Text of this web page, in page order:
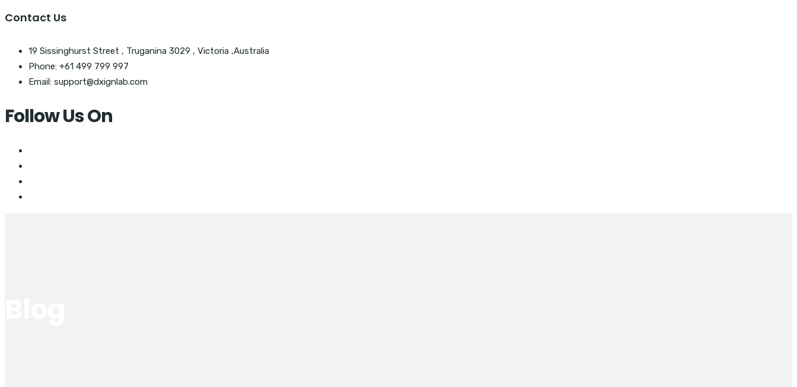
Contact Us
19 Sissinghurst Street , Truganina 3029 , Victoria ,Australia
Phone: +61 499 799 997
Email: support@dxignlab.com
Follow Us On